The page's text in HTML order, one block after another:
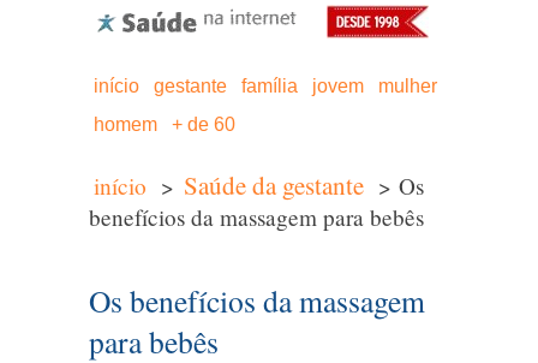
início gestante família jovem
mulher
homem
+ de 60
início > Saúde da gestante > Os
benefícios da massagem para bebês
Os benefícios da massagem
para bebês